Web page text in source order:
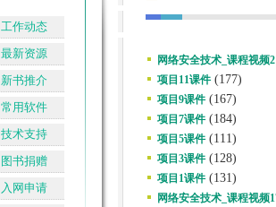
工作动态
最新资源
新书推介
常用软件
技术支持
图书捐赠
入网申请
网络安全技术_课程视频2
项目11课件(177)
项目9课件(167)
项目7课件(184)
项目5课件(111)
项目3课件(128)
项目1课件(131)
网络安全技术_课程视频